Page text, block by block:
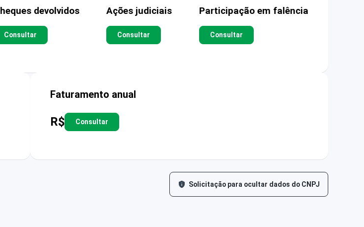
devolvidos
Consultar
Ações judiciais
Consultar
Participação em falência
Consultar
Faturamento anual
R$ Consultar
Solicitação para ocultar dados do CNPJ